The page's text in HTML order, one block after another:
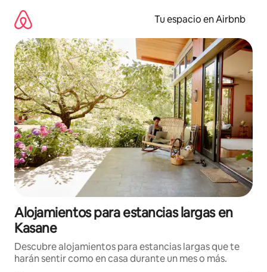
contenido
Tu espacio en Airbnb
Alojamientos para estancias largas en
Kasane
Descubre alojamientos para estancias largas que te
harán sentir como en casa durante un mes o más.